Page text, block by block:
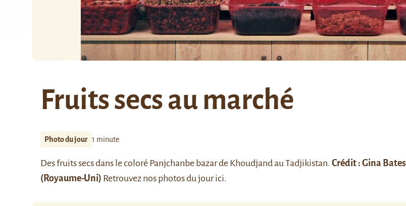
Fruits secs au marché
Photo du jour 1 minute
Des fruits secs dans le coloré Panjchanbe bazar de Khoudjandau Tadjikistan. Crédit : Gina Bates
(Royaume-Uni) Retrouvez nos photos du jourici.